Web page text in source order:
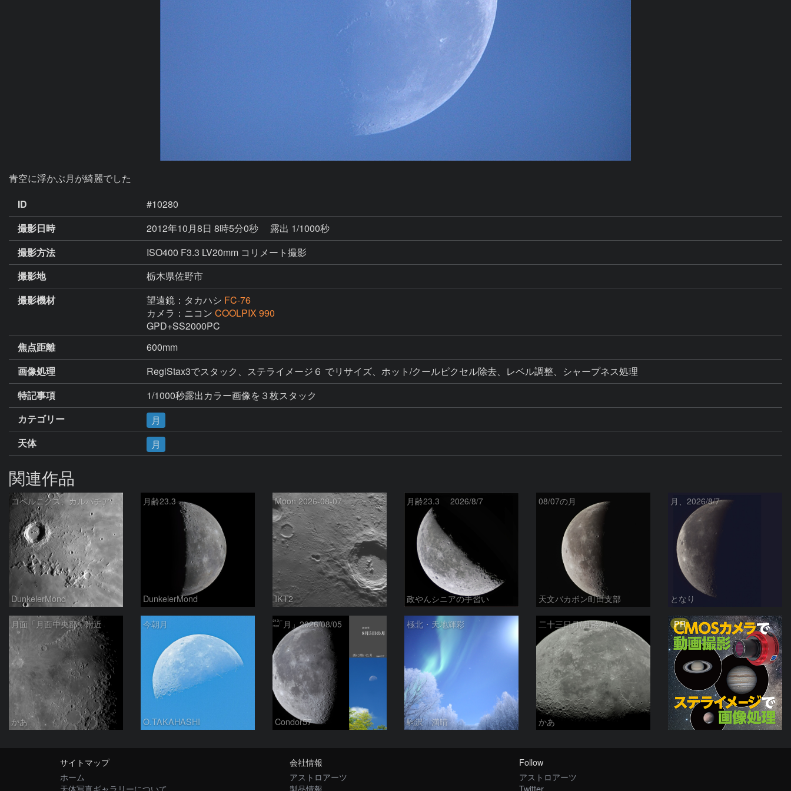
青空に浮かぶ月が綺麗でした
ID
#10280
撮影日時
2012年10月8日 8時5分0秒
露出 1/1000秒
撮影方法
ISO400 F3.3 LV20mm コリメート撮影
撮影地
栃木県佐野市
撮影機材
望遠鏡：タカハシ FC-76
カメラ：ニコン COOLPIX 990
GPD+SS2000PC
焦点距離
600mm
画像処理
RegiStax3でスタック、ステライメージ６ でリサイズ、ホット/クールピクセル除去、レベル調整、シャープネス処理
特記事項
1/1000秒露出カラー画像を３枚スタック
カテゴリー
月
天体
月
関連作品
コペルニクス、カルパチア山脈付近
DunkelerMond
月齢23.3
DunkelerMond
Moon 2026-08-07
IKT2
月齢23.3 2026/8/7
政やんシニアの手習い
08/07の月
天文バカボン町田支部
月、2026/8/7
となり
月面「月面中央部」附近
かあ
今朝月
O.TAKAHASHI
「月」2026/08/05
Condor57
極北・天地輝彩
駒沢 満晴
二十三日月(月齢21.4)
かあ
PR
サイトマップ
ホーム
天体写真ギャラリーについて
会社情報
アストロアーツ
製品情報
Follow
アストロアーツ
Twitter